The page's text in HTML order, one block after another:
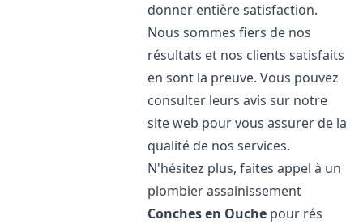
donner entière satisfaction.
Nous sommes fiers de nos
résultats et nos clients satisfaits
en sont la preuve. Vous pouvez
consulter leurs avis sur notre
site web pour vous assurer de la
qualité de nos services.
N'hésitez plus, faites appel à un
plombier assainissement
Conches en Ouche pour rés